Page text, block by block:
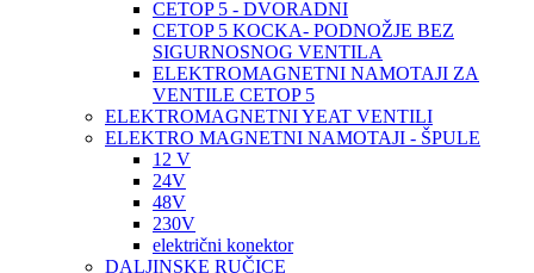
CETOP 5 - DVORADNI
CETOP 5 KOCKA- PODNOŽJE BEZ
SIGURNOSNOG VENTILA
ELEKTROMAGNETNI NAMOTAJI ZA
VENTILE CETOP 5
ELEKTROMAGNETNI YEAT VENTILI
ELEKTRO MAGNETNI NAMOTAJI - ŠPULE
12 V
24V
48V
230V
električni konektor
DALJINSKE RUČICE